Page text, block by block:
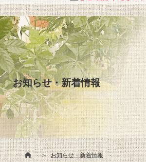
お知らせ・新着情報
お知らせ・新着情報